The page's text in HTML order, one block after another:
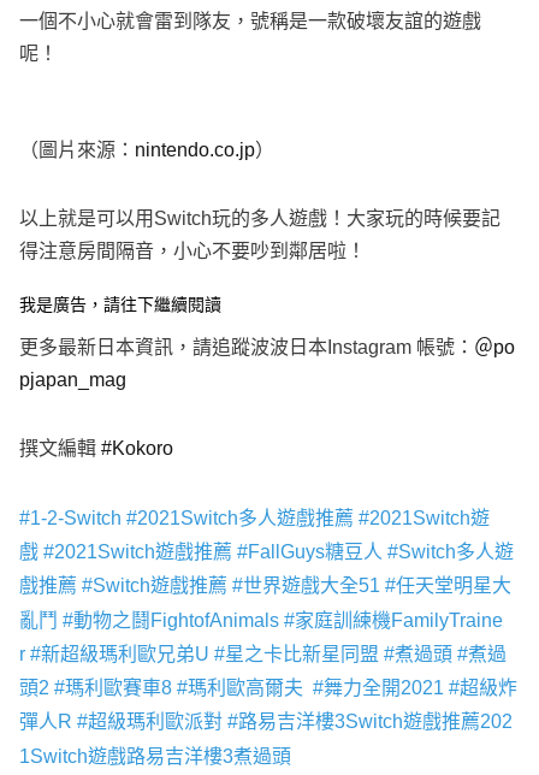
一個不小心就會雷到隊友，號稱是一款破壞友誼的遊戲
呢！
（圖片來源： nintendo.co.jp）
以上就是可以用Switch玩的多人遊戲！大家玩的時候要記
得注意房間隔音，小心不要吵到鄰居啦！
我是廣告，請往下繼續閱讀
更多最新日本資訊，請追蹤波波日本Instagram 帳號： ＠po
pjapan_mag
撰文編輯#Kokoro
#1-2-Switch#2021Switch多人遊戲推薦 #2021Switch遊
戲 #2021Switch遊戲推薦 #FallGuys糖豆人#Switch多人遊
戲推薦 #Switch遊戲推薦 #世界遊戲大全51 #任天堂明星大
亂鬥 #動物之鬪FightofAnimals #家庭訓練機FamilyTraine
r #新超級瑪利歐兄弟U#星之卡比新星同盟 #煮過頭 #煮過
頭2 #瑪利歐賽車8 #瑪利歐高爾夫 #舞力全開2021 #超級炸
彈人R #超級瑪利歐派對 #路易吉洋樓3Switch遊戲推薦202
1Switch遊戲路易吉洋樓3煮過頭